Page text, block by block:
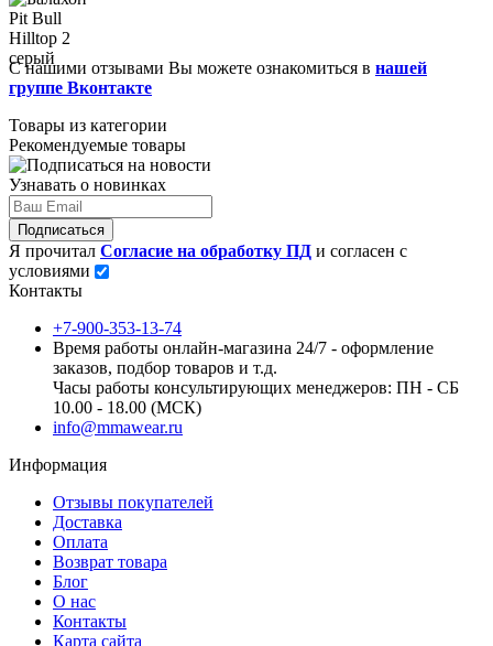
С нашими отзывами Вы можете ознакомиться в нашей
группе Вконтакте
Товары из категории
Рекомендуемые товары
Узнавать о новинках
Подписаться
Я прочитал Согласие на обработку ПД и согласен с
условиями
Контакты
+7-900-353-13-74
Время работы онлайн-магазина 24/7 - оформление
заказов, подбор товаров и т.д.
Часы работы консультирующих менеджеров: ПН - СБ
10.00 - 18.00 (МСК)
info@mmawear.ru
Информация
Отзывы покупателей
Доставка
Оплата
Возврат товара
Блог
О нас
Контакты
Карта сайта